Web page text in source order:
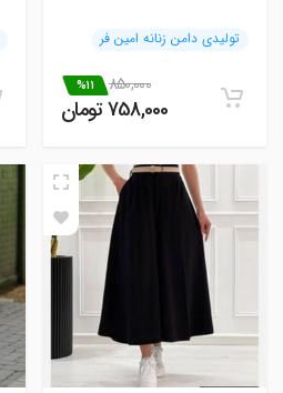
تولیدی دامن زنانه امین فر
850,000
%11
758,000 تومان